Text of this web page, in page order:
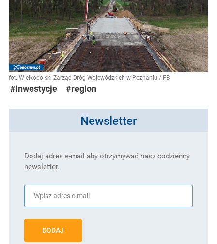
fot. Wielkopolski Zarząd Dróg Wojewódzkich w Poznaniu / FB
#inwestycje #region
Newsletter
Dodaj adres e-mail aby otrzymywać nasz codzienny
newsletter.
DODAJ